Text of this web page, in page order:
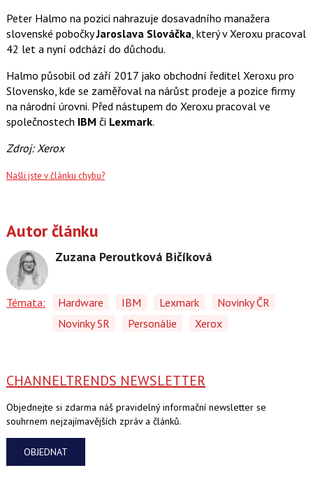
Peter Halmo na pozici nahrazuje dosavadního manažera
slovenské pobočkyJaroslava Slováčka, který v Xeroxu pracoval
42 let a nyní odchází do důchodu.
Halmo působil od září 2017 jako obchodní ředitel Xeroxu pro
Slovensko, kde se zaměřoval na nárůst prodeje a pozice firmy
na národní úrovni. Před nástupem do Xeroxu pracoval ve
společnostech IBM či Lexmark.
Zdroj: Xerox
Našli jste v článku chybu?
Autor článku
Zuzana Peroutková Bičíková
Témata: Hardware IBM Lexmark
Novinky ČR
Novinky SR
Personálie Xerox
CHANNELTRENDS NEWSLETTER
Objednejte si zdarma náš pravidelný informační newsletter se
souhrnem nejzajímavějších zpráv a článků.
OBJEDNAT